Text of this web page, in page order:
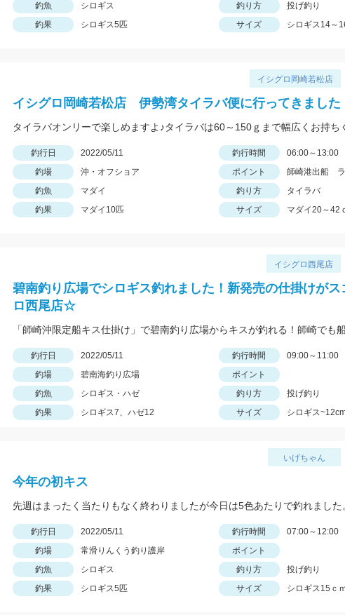
釣魚
シロギス 釣り方
投げ釣り
釣果
シロギス5匹 サイズ シロギス14～
イシグロ岡崎若松店
イシグロ岡崎若松店 伊勢湾タイラバ便に行ってきました
釣行日 2022/05/11 釣行時間
06:00～13:00
釣場
沖・オフショア ポイント
師崎港出船
釣魚
マダイ 釣り方
タイラバ
釣果
マダイ10匹 サイズ マダイ20～42
イシグロ西尾店
碧南釣り広場でシロギス釣れました！新発売の仕掛けが
ロ西尾店☆
釣行日 2022/05/11 釣行時間
09:00～11:00
釣場
碧南海釣り広場
ポイント
釣魚
シロギス・ハゼ 釣り方
投げ釣り
釣果
シロギス7、ハゼ12 サイズ シロギス
いげちゃん
今年の初キス
釣行日 2022/05/11 釣行時間
07:00～12:00
釣場
常滑りんくう釣り護岸
ポイント
釣魚
シロギス 釣り方
投げ釣り
釣果
シロギス5匹 サイズ シロギス15ｃｍ